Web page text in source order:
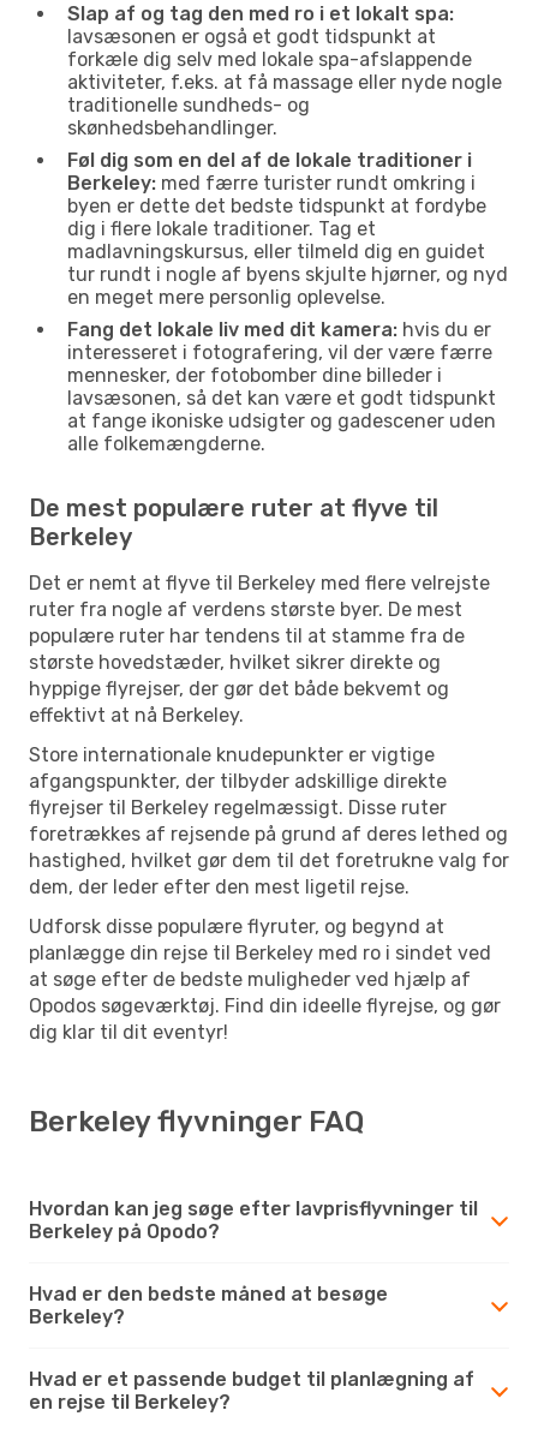
Slap af og tag den med ro i et lokalt spa:
lavsæsonen er også et godt tidspunkt at
forkæle dig selv med lokale spa-afslappende
aktiviteter, f.eks. at få massage eller nyde nogle
traditionelle sundheds- og
skønhedsbehandlinger.
Føl dig som en del af de lokale traditioner i
Berkeley: med færre turister rundt omkring i
byen er dette det bedste tidspunkt at fordybe
dig i flere lokale traditioner. Tag et
madlavningskursus, eller tilmeld dig en guidet
tur rundt i nogle af byens skjulte hjørner, og nyd
en meget mere personlig oplevelse.
Fang det lokale liv med dit kamera: hvis du er
interesseret i fotografering, vil der være færre
mennesker, der fotobomber dine billeder i
lavsæsonen, så det kan være et godt tidspunkt
at fange ikoniske udsigter og gadescener uden
alle folkemængderne.
De mest populære ruter at flyve til
Berkeley
Det er nemt at flyve til Berkeley med flere velrejste
ruter fra nogle af verdens største byer. De mest
populære ruter har tendens til at stamme fra de
største hovedstæder, hvilket sikrer direkte og
hyppige flyrejser, der gør det både bekvemt og
effektivt at nå Berkeley.
Store internationale knudepunkter er vigtige
afgangspunkter, der tilbyder adskillige direkte
flyrejser til Berkeley regelmæssigt. Disse ruter
foretrækkes af rejsende på grund af deres lethed og
hastighed, hvilket gør dem til det foretrukne valg for
dem, der leder efter den mest ligetil rejse.
Udforsk disse populære flyruter, og begynd at
planlægge din rejse til Berkeley med ro i sindet ved
at søge efter de bedste muligheder ved hjælp af
Opodos søgeværktøj. Find din ideelle flyrejse, og gør
dig klar til dit eventyr!
Berkeley flyvninger FAQ
Hvordan kan jeg søge efter lavprisflyvninger til
Berkeley på Opodo?
Hvad er den bedste måned at besøge
Berkeley?
Hvad er et passende budget til planlægning af
en rejse til Berkeley?